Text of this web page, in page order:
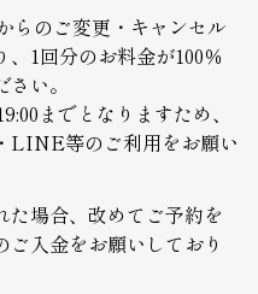
らのご変更・キャンセル
1回分のお料金が100％
い。
までとなりますため、
LINE等のご利用をお願い
た場合、改めてご予約を
入金をお願いしており